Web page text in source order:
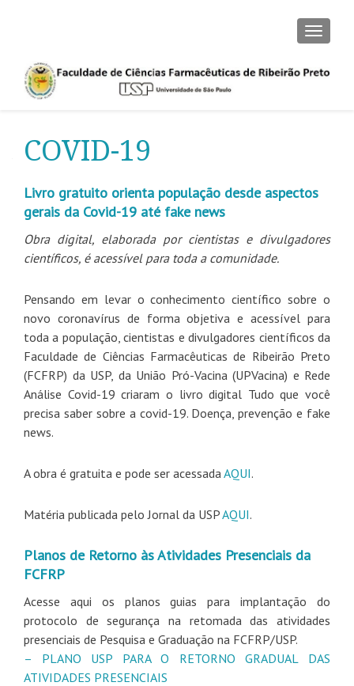
COVID-19
Livro gratuito orienta população desde aspectos
gerais da Covid-19 até fake news
Obra digital, elaborada por cientistas e divulgadores
científicos, é acessível para toda a comunidade.
Pensando em levar o conhecimento científico sobre o
novo coronavírus de forma objetiva e acessível para
toda a população, cientistas e divulgadores científicos da
Faculdade de Ciências Farmacêuticas de Ribeirão Preto
(FCFRP) da USP, da União Pró-Vacina (UPVacina) e Rede
Análise Covid-19 criaram o livro digital Tudo que você
precisa saber sobre a covid-19. Doença, prevenção e fake
news.
A obra é gratuita e pode ser acessadaAQUI.
Matéria publicada pelo Jornal da USPAQUI.
Planos de Retorno às Atividades Presenciais da
FCFRP
Acesse aqui os planos guias para implantação do
protocolo de segurança na retomada das atividades
presenciais de Pesquisa e Graduação na FCFRP/USP.
– PLANO USP PARA O RETORNO GRADUAL DAS
ATIVIDADES PRESENCIAIS